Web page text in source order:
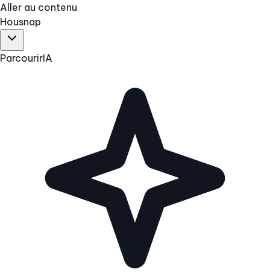
Aller au contenu
Housnap
ParcourirIA